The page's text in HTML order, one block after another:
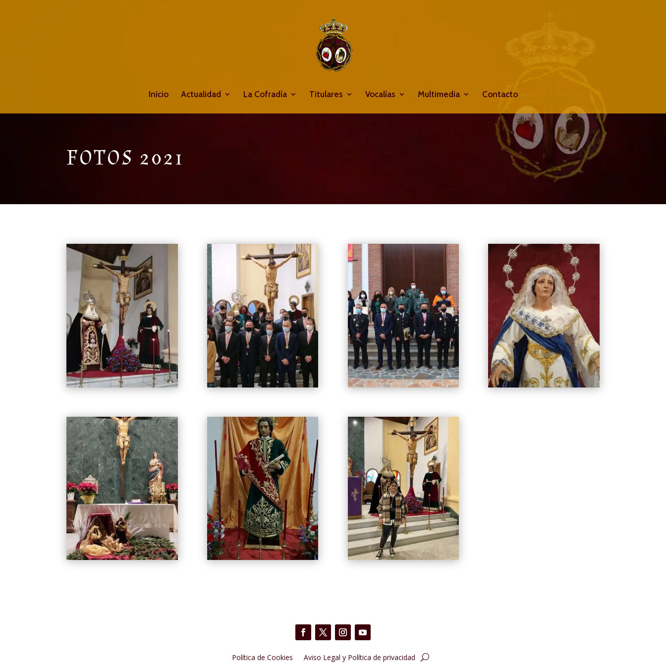
Inicio Actualidad La Cofradía Titulares Vocalías Multimedia Contacto
FOTOS 2021
Política de Cookies Aviso Legal y Política de privacidad